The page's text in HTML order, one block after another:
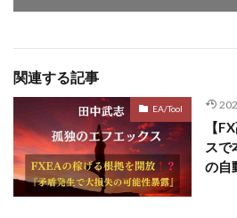
関連する記事
EA/Tool
【
スで
の自